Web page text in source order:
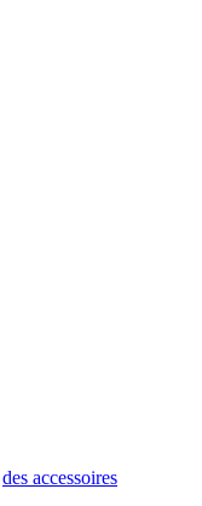
des accessoires